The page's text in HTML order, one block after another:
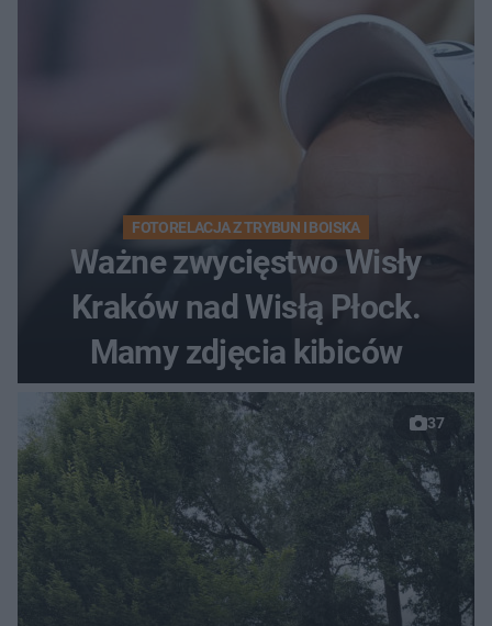
FOTORELACJA Z TRYBUN I BOISKA
Ważne zwycięstwo Wisły
Kraków nad Wisłą Płock.
Mamy zdjęcia kibiców
37